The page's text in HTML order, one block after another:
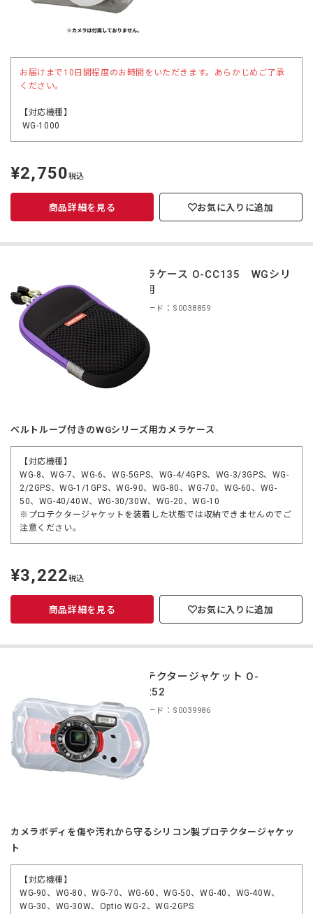
お届けまで10日間程度のお時間をいただきます。あらかじめご了承
ください。
【対応機種】
WG-1000
定
価
¥2,750税込
商品詳細を見る お気に入りに追加
カメラケース O-CC135 WGシリ
ーズ用
商品コード：S0038859
ベルトループ付きのWGシリーズ用カメラケース
【対応機種】
WG-8、WG-7、WG-6、WG-5GPS、WG-4/4GPS、WG-3/3GPS、WG-
2/2GPS、WG-1/1GPS、WG-90、WG-80、WG-70、WG-60、WG-
50、WG-40/40W、WG-30/30W、WG-20、WG-10
※プロテクタージャケットを装着した状態では収納できませんのでご
注意ください。
定
価
¥3,222税込
商品詳細を見る お気に入りに追加
プロテクタージャケット O-
CC1252
商品コード：S0039986
カメラボディを傷や汚れから守るシリコン製プロテクタージャケッ
ト
【対応機種】
WG-90、WG-80、WG-70、WG-60、WG-50、WG-40、WG-40W、
WG-30、WG-30W、Optio WG-2、WG-2GPS